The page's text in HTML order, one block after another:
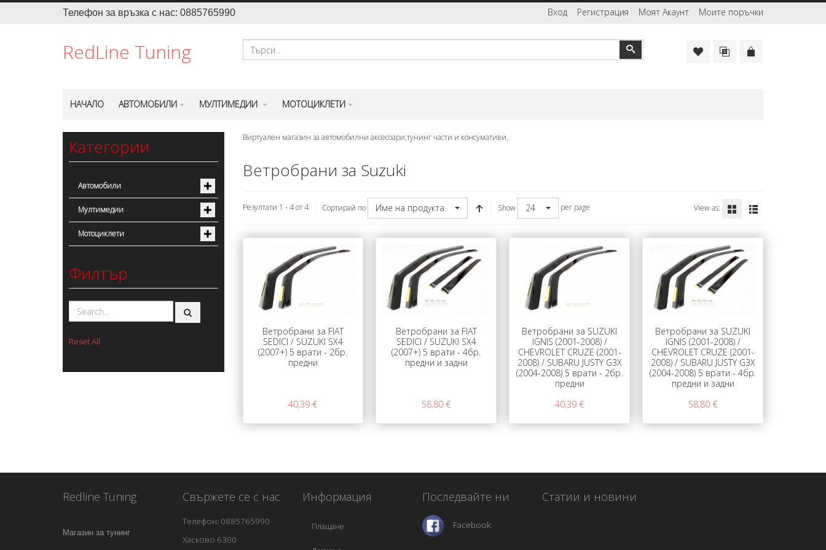
Телефон за връзка с нас: 0885765990 Вход Регистрация Моят Акаунт Моите поръчки
RedLine Tuning Търсене
НАЧАЛО АВТОМОБИЛИ МУЛТИМЕДИИ МОТОЦИКЛЕТИ
Категории
Автомобили
Мултимедии
Мотоциклети
Филтър
Reset All
Виртуален магазин за автомобилни аксесоари,тунинг части и консумативи.
Ветробрани за Suzuki
Резултати 1 - 4 от 4 Сортирай по Име на продукта Show 24 per page View as:
Ветробрани за FIAT
SEDICI / SUZUKI SX4
(2007+) 5 врати - 2бр.
предни
40,39 €
Ветробрани за FIAT
SEDICI / SUZUKI SX4
(2007+) 5 врати - 4бр.
предни и задни
58,80 €
Ветробрани за SUZUKI
IGNIS (2001-2008) /
CHEVROLET CRUZE (2001-
2008) / SUBARU JUSTY G3X
(2004-2008) 5 врати - 2бр.
предни
40,39 €
Ветробрани за SUZUKI
IGNIS (2001-2008) /
CHEVROLET CRUZE (2001-
2008) / SUBARU JUSTY G3X
(2004-2008) 5 врати - 4бр.
предни и задни
58,80 €
Redline Tuning
Магазин за тунинг
Свържете се с нас
Телефон: 0885765990
Хасково 6300
Информация
Плащане
Последвайте ни
Facebook
Статии и новини